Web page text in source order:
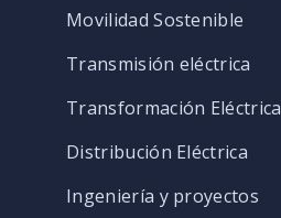
Movilidad Sostenible
Transmisión eléctrica
Transformación Eléctrica
Distribución Eléctrica
Ingeniería y proyectos